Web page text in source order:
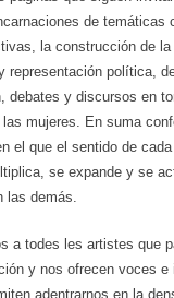
de temáticas
la construcción de la
representación política,
debates y discursos en
mujeres. En suma
el que el sentido de
se expande y se
las demás.
a todes les artistes que
y nos ofrecen voces e
adentrarnos en la